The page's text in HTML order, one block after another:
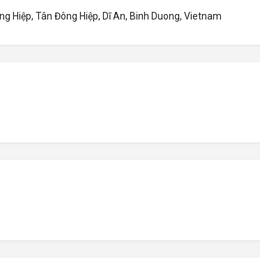
Hiệp, Tân Đông Hiệp, Dĩ An, Binh Duong, Vietnam